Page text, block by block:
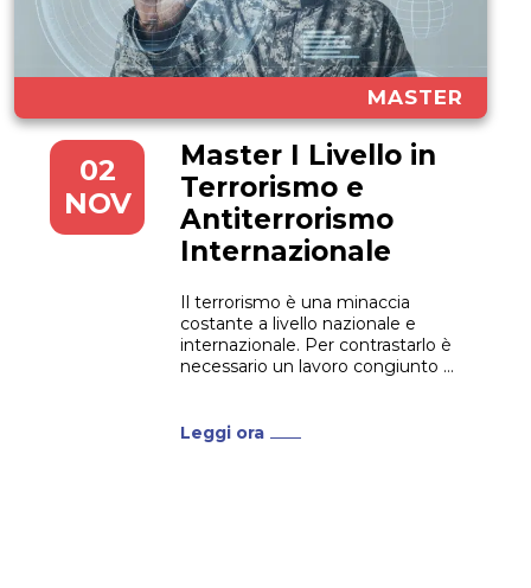
MASTER
02
NOV
Master I Livello in
Terrorismo e
Antiterrorismo
Internazionale
Il terrorismo è una minaccia
costante a livello nazionale e
internazionale. Per contrastarlo è
necessario un lavoro congiunto di
dall’intelligence alle Istituzioni
Leggi ora